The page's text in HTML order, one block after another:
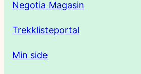
Negotia Magasin
Trekklisteportal
Min side